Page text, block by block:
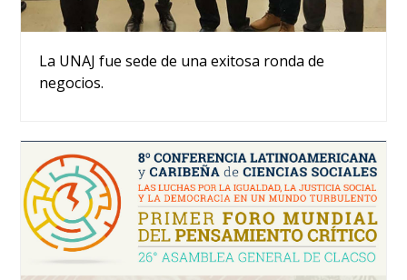
La UNAJ fue sede de una exitosa ronda de
negocios.